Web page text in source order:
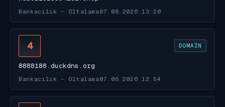
Bankacılık - Oltalama 07.08.2026 13:20
4 DOMAIN
8888188.duckdns.org
Bankacılık - Oltalama 07.08.2026 12:54